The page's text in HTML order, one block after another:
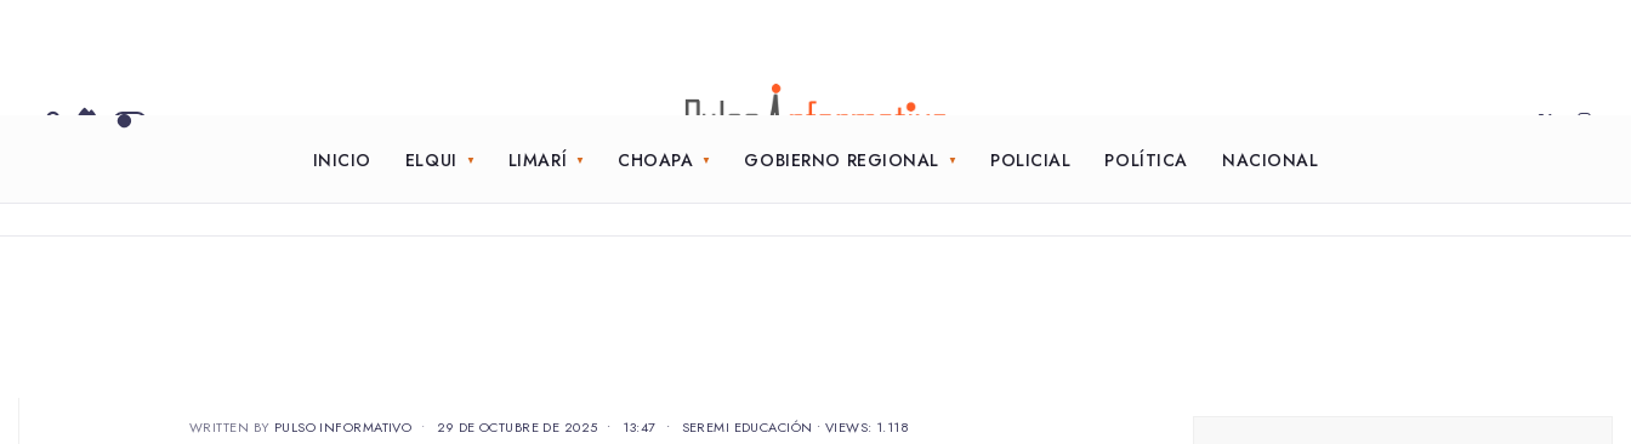
INICIO ELQUI LIMARÍ CHOAPA GOBIERNO REGIONAL POLICIAL POLÍTICA NACIONAL
WRITTEN BY PULSO INFORMATIVO • 29 DE OCTUBRE DE 2025 • 13:47 • SEREMI EDUCACIÓN • VIEWS: 1.118